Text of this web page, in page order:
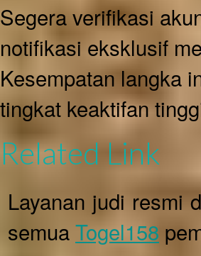
Segera verifikasi
notifikasi eksklusif
Kesempatan langka
tingkat keaktifan
Related Link
Layanan judi resmi
semuaTogel158